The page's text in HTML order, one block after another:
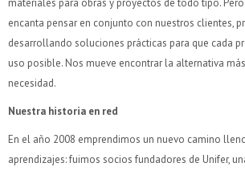
materiales para obras y proyectos de todo tipo.
encanta pensar en conjunto con nuestros clientes,
desarrollando soluciones prácticas para que cada
uso posible. Nos mueve encontrar la alternativa
necesidad.
Nuestra historia en red
En el año 2008 emprendimos un nuevo camino
aprendizajes: fuimos socios fundadores de Unifer,